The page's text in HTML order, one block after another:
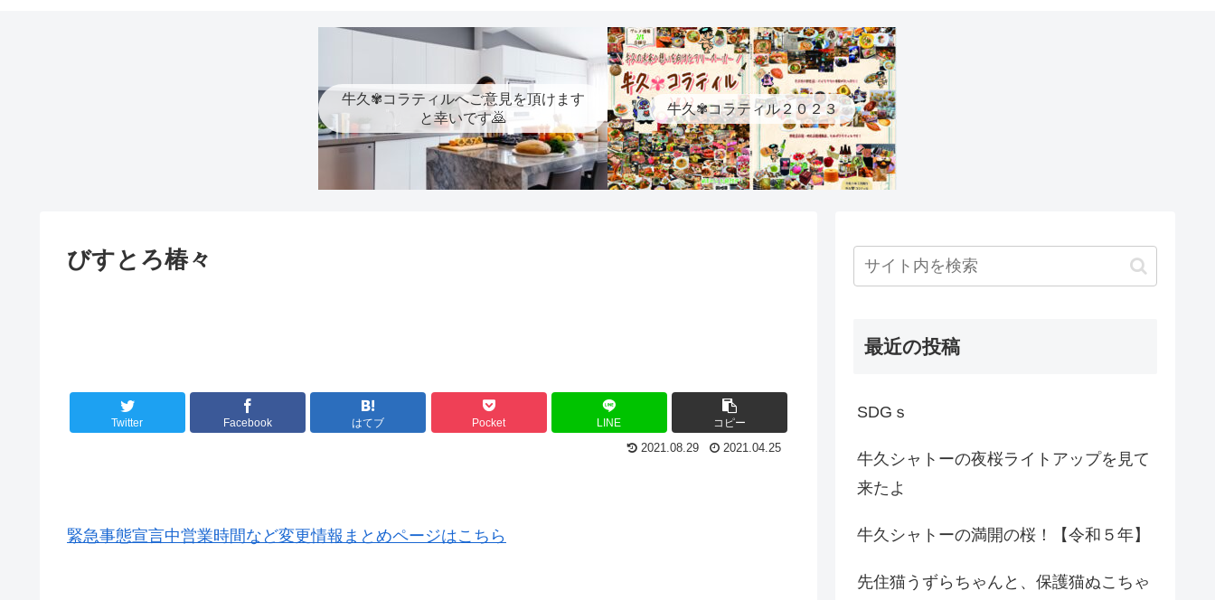
牛久✾コラティルへご意見を頂けます
と幸いです🙇
牛久✾コラティル２０２３
びすとろ椿々
Twitter Facebook はてブ Pocket LINE コピー
2021.08.29 2021.04.25
緊急事態宣言中営業時間など変更情報まとめページはこちら
最近の投稿
SDGｓ
牛久シャトーの夜桜ライトアップを見て
来たよ
牛久シャトーの満開の桜！【令和５年】
先住猫うずらちゃんと、保護猫ぬこちゃ